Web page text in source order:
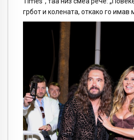
грбот и колената, откако го имав